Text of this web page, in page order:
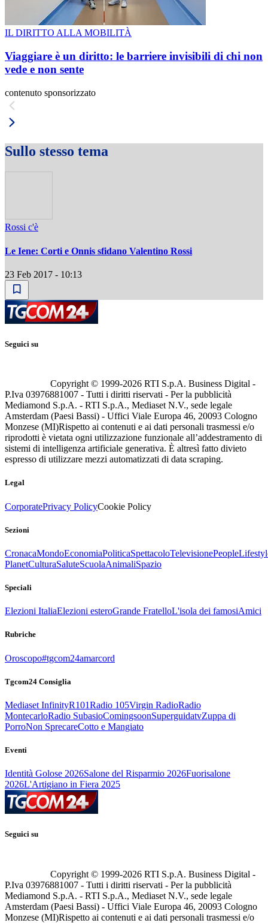
IL DIRITTO ALLA MOBILITÀ
Viaggiare è un diritto: le barriere invisibili di chi non
vede e non sente
contenuto sponsorizzato
Sullo stesso tema
Rossi c'è
Le Iene: Corti e Onnis sfidano Valentino Rossi
23 Feb 2017 - 10:13
Seguici su
Copyright © 1999-2026 RTI S.p.A. Business Digital -
P.Iva 03976881007 - Tutti i diritti riservati - Per la pubblicità
Mediamond S.p.A. - RTI S.p.A., Mediaset N.V., sede legale
Amsterdam (Paesi Bassi) - Uffici Viale Europa 46, 20093 Cologno
Monzese (MI)Rispetto ai contenuti e ai dati personali trasmessi e/o
riprodotti è vietata ogni utilizzazione funzionale all’addestramento di
sistemi di intelligenza artificiale generativa. È altresì fatto divieto
espresso di utilizzare mezzi automatizzati di data scraping.
Legal
CorporatePrivacy PolicyCookie Policy
Sezioni
CronacaMondoEconomiaPoliticaSpettacoloTelevisionePeople
PlanetCulturaSaluteScuolaAnimaliSpazio
Speciali
Elezioni ItaliaElezioni esteroGrande FratelloL'isola dei famosiAmici
Rubriche
Oroscopo#tgcom24amarcord
Tgcom24 Consiglia
Mediaset InfinityR101Radio 105Virgin RadioRadio
MontecarloRadio SubasioComingsoonSuperguidatvZuppa di
PorroNon SprecareCotto e Mangiato
Eventi
Identità Golose 2026Salone del Risparmio 2026Fuorisalone
2026L'Artigiano in Fiera 2025
Seguici su
Copyright © 1999-2026 RTI S.p.A. Business Digital -
P.Iva 03976881007 - Tutti i diritti riservati - Per la pubblicità
Mediamond S.p.A. - RTI S.p.A., Mediaset N.V., sede legale
Amsterdam (Paesi Bassi) - Uffici Viale Europa 46, 20093 Cologno
Monzese (MI)Rispetto ai contenuti e ai dati personali trasmessi e/o